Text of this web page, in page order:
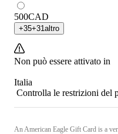
500CAD
+35+31 altro
Non può essere attivato in
Italia
Controlla le restrizioni del
An American Eagle Gift Card is a